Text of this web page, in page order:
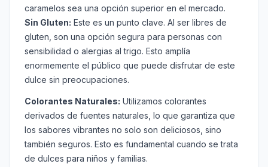
caramelos sea una opción superior en el mercado.
Sin Gluten: Este es un punto clave. Al ser libres de
gluten, son una opción segura para personas con
sensibilidad o alergias al trigo. Esto amplía
enormemente el público que puede disfrutar de este
dulce sin preocupaciones.
Colorantes Naturales: Utilizamos colorantes
derivados de fuentes naturales, lo que garantiza que
los sabores vibrantes no solo son deliciosos, sino
también seguros. Esto es fundamental cuando se trata
de dulces para niños y familias.